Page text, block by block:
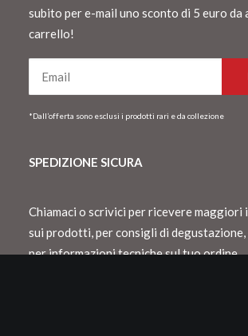
subito per e-mail uno sconto di 5 euro da
carrello!
*Dall’offerta sono esclusi i prodotti rari e da collezione
SPEDIZIONE SICURA
Chiamaci o scrivici per ricevere maggiori
sui prodotti, per consigli di degustazione,
per informazioni tecniche sul tuo ordine.